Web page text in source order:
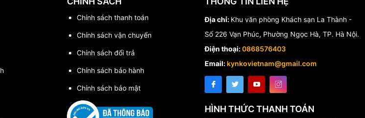
bền bỉ cho các công việc cắt đá, gạch khối lớn mà vẫn
cắt sắc nét và hiệu quả cao.
Chính sách thanh toán
Chính sách vận chuyển
Chính sách đổi trả
Chính sách bảo hành
Chính sách bảo mật
Địa chỉ: Khu văn phòng Khách sạn La Thành -
Số 226 Vạn Phúc, Phường Ngọc Hà, TP. Hà Nội.
Điện thoại:0868576403
Email: kynkovietnam@gmail.com
HÌNH THỨC THANH TOÁN